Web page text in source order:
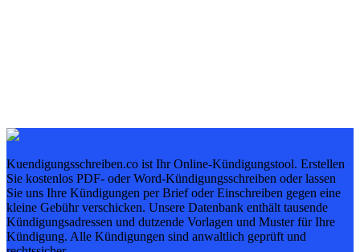
Kuendigungsschreiben.co ist Ihr Online-Kündigungstool. Erstellen
Sie kostenlos PDF- oder Word-Kündigungsschreiben oder lassen
Sie uns Ihre Kündigungen per Brief oder Einschreiben gegen eine
kleine Gebühr verschicken. Unsere Datenbank enthält tausende
Kündigungsadressen und dutzende Vorlagen und Muster für Ihre
Kündigung. Alle Kündigungen sind anwaltlich geprüft und